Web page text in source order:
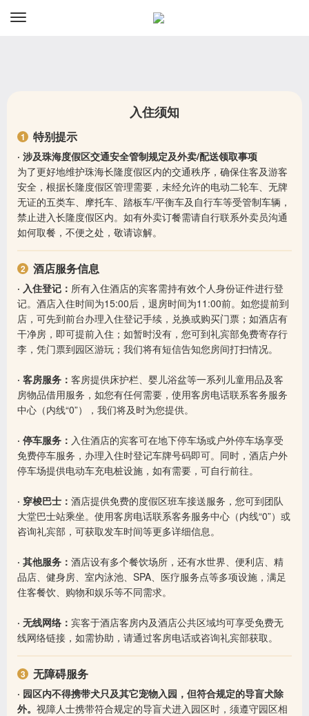
订
入住须知
特别提示
· 涉及珠海度假区交通安全管制规定及外卖/配送领取事项
为了更好地维护珠海长隆度假区内的交通秩序，确保住客及游客
安全，根据长隆度假区管理需要，未经允许的电动二轮车、无牌
无证的五类车、摩托车、踏板车/平衡车及自行车等受管制车辆，
禁止进入长隆度假区内。如有外卖订餐需请自行联系外卖员沟通
如何取餐，不便之处，敬请谅解。
酒店服务信息
· 入住登记： 所有入住酒店的宾客需持有效个人身份证件进行登
记。酒店入住时间为15:00后，退房时间为11:00前。如您提前到
店，可先到前台办理入住登记手续，兑换或购买门票；如酒店有
干净房，即可提前入住；如暂时没有，您可到礼宾部免费寄存行
李，凭门票到园区游玩；我们将有短信告知您房间打扫情况。
· 客房服务： 客房提供床护栏、婴儿浴盆等一系列儿童用品及客
房物品借用服务，如您有任何需要，使用客房电话联系客务服务
中心（内线“0”），我们将及时为您提供。
· 停车服务： 入住酒店的宾客可在地下停车场或户外停车场享受
免费停车服务，办理入住时登记车牌号码即可。同时，酒店户外
停车场提供电动车充电桩设施，如有需要，可自行前往。
· 穿梭巴士： 酒店提供免费的度假区班车接送服务，您可到团队
大堂巴士站乘坐。使用客房电话联系客务服务中心（内线“0”）或
咨询礼宾部，可获取发车时间等更多详细信息。
· 其他服务： 酒店设有多个餐饮场所，还有水世界、便利店、精
品店、健身房、室内泳池、SPA、医疗服务点等多项设施，满足
住客餐饮、购物和娱乐等不同需求。
· 无线网络： 宾客于酒店客房内及酒店公共区域均可享受免费无
线网络链接，如需协助，请通过客房电话或咨询礼宾部获取。
无障碍服务
· 园区内不得携带犬只及其它宠物入园，但符合规定的导盲犬除
外。 视障人士携带符合规定的导盲犬进入园区时，须遵守园区相